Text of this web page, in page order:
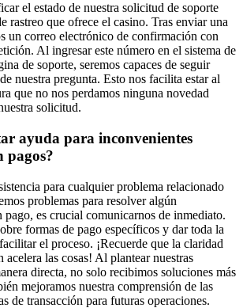
el estado de nuestra solicitud de soporte
rastreo que ofrece el casino. Tras enviar una
un correo electrónico de confirmación con
Al ingresar este número en el sistema de
de soporte, seremos capaces de seguir
nuestra pregunta. Esto nos facilita estar al
que no nos perdamos ninguna novedad
solicitud.
ayuda para inconvenientes
pagos?
para cualquier problema relacionado
problemas para resolver algún
es crucial comunicarnos de inmediato.
formas de pago específicos y dar toda la
el proceso. ¡Recuerde que la claridad
acelera las cosas! Al plantear nuestras
directa, no solo recibimos soluciones más
mejoramos nuestra comprensión de las
de transacción para futuras operaciones.